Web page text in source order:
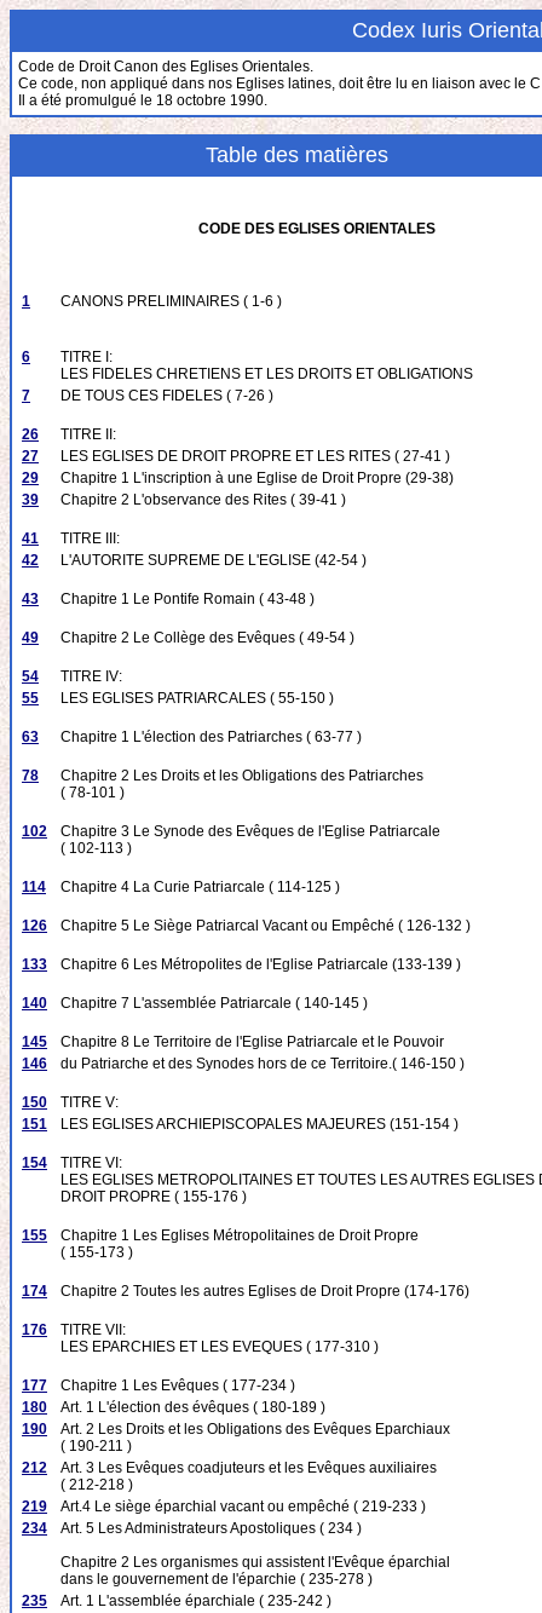
Codex Iuris
Code de Droit Canon des Eglises Orientales.
Ce code, non appliqué dans nos Eglises latines, doit être lu en liaison avec le
Il a été promulgué le 18 octobre 1990.
Table des matières
CODE DES EGLISES ORIENTALES
1 CANONS PRELIMINAIRES ( 1-6 )
6
TITRE I:
LES FIDELES CHRETIENS ET LES DROITS ET OBLIGATIONS
7
DE TOUS CES FIDELES ( 7-26 )
26
TITRE II:
27
LES EGLISES DE DROIT PROPRE ET LES RITES ( 27-41 )
29
Chapitre 1 L'inscription à une Eglise de Droit Propre (29-38)
39
Chapitre 2 L'observance des Rites ( 39-41 )
41
TITRE III:
42
L'AUTORITE SUPREME DE L'EGLISE (42-54 )
43 Chapitre 1 Le Pontife Romain ( 43-48 )
49 Chapitre 2 Le Collège des Evêques ( 49-54 )
54
TITRE IV:
55
LES EGLISES PATRIARCALES ( 55-150 )
63 Chapitre 1 L'élection des Patriarches ( 63-77 )
78
Chapitre 2 Les Droits et les Obligations des Patriarches
( 78-101 )
102
Chapitre 3 Le Synode des Evêques de l'Eglise Patriarcale
( 102-113 )
114 Chapitre 4 La Curie Patriarcale ( 114-125 )
126 Chapitre 5 Le Siège Patriarcal Vacant ou Empêché ( 126-132 )
133 Chapitre 6 Les Métropolites de l'Eglise Patriarcale (133-139 )
140 Chapitre 7 L'assemblée Patriarcale ( 140-145 )
145
Chapitre 8 Le Territoire de l'Eglise Patriarcale et le Pouvoir
146
du Patriarche et des Synodes hors de ce Territoire.( 146-150 )
150
TITRE V:
151
LES EGLISES ARCHIEPISCOPALES MAJEURES (151-154 )
154
TITRE VI:
LES EGLISES METROPOLITAINES ET TOUTES LES AUTRES EGLISES
DROIT PROPRE ( 155-176 )
155
Chapitre 1 Les Eglises Métropolitaines de Droit Propre
( 155-173 )
174 Chapitre 2 Toutes les autres Eglises de Droit Propre (174-176)
176
TITRE VII:
LES EPARCHIES ET LES EVEQUES ( 177-310 )
177
Chapitre 1 Les Evêques ( 177-234 )
180
Art. 1 L'élection des évêques ( 180-189 )
190
Art. 2 Les Droits et les Obligations des Evêques Eparchiaux
( 190-211 )
212
Art. 3 Les Evêques coadjuteurs et les Evêques auxiliaires
( 212-218 )
219
Art.4 Le siège éparchial vacant ou empêché ( 219-233 )
234
Art. 5 Les Administrateurs Apostoliques ( 234 )
Chapitre 2 Les organismes qui assistent l'Evêque éparchial
dans le gouvernement de l'éparchie ( 235-278 )
235
Art. 1 L'assemblée éparchiale ( 235-242 )